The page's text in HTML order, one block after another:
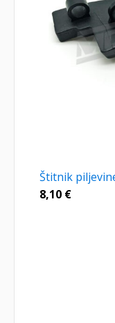
Štitnik
8,10 €